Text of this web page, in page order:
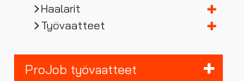
Haalarit
Työvaatteet
ProJob työvaatteet